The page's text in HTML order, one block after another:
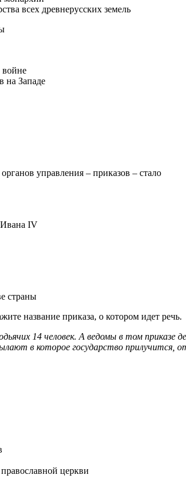
всех древнерусских земель
войне
на Западе
управления – приказов – стало
Ивана IV
страны
название приказа, о котором идет речь.
14 человек. А ведомы в том
в которое государство прилучится,
церкви